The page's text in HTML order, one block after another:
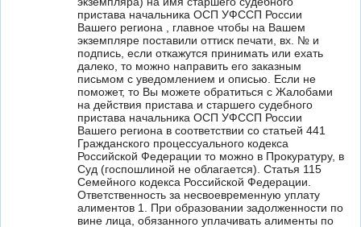
пристава начальника ОСП УФССП России
Вашего региона , главное чтобы на Вашем
экземпляре поставили оттиск печати, вх. № и
подпись, если откажутся принимать или ехать
далеко, то можно направить его заказным
письмом с уведомлением и описью. Если не
поможет, то Вы можете обратиться с Жалобами
на действия пристава и старшего судебного
пристава начальника ОСП УФССП России
Вашего региона в соответствии со статьей 441
Гражданского процессуального кодекса
Российской Федерации то можно в Прокуратуру, в
Суд (госпошлиной не облагается). Статья 115
Семейного кодекса Российской Федерации.
Ответственность за несвоевременную уплату
алиментов 1. При образовании задолженности по
вине лица, обязанного уплачивать алименты по